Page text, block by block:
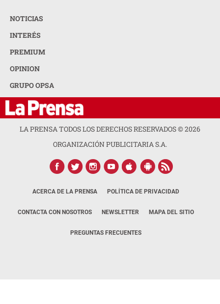
NOTICIAS
INTERÉS
PREMIUM
OPINION
GRUPO OPSA
LA PRENSA TODOS LOS DERECHOS RESERVADOS ©2026
ORGANIZACIÓN PUBLICITARIA S.A.
ACERCA DE LA PRENSA POLÍTICA DE PRIVACIDAD
CONTACTA CON NOSOTROS NEWSLETTER MAPA DEL SITIO
PREGUNTAS FRECUENTES